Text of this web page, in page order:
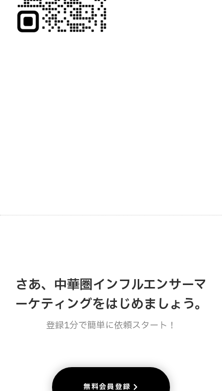
さあ、中華圏インフルエンサーマ
ーケティングをはじめましょう。
登録1分で簡単に依頼スタート！
無料会員登録